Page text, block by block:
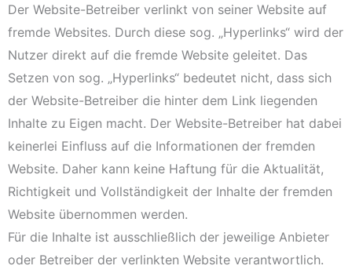
Der Website-Betreiber verlinkt von seiner Website auf
fremde Websites. Durch diese sog. „Hyperlinks“ wird der
Nutzer direkt auf die fremde Website geleitet. Das
Setzen von sog. „Hyperlinks“ bedeutet nicht, dass sich
der Website-Betreiber die hinter dem Link liegenden
Inhalte zu Eigen macht. Der Website-Betreiber hat dabei
keinerlei Einfluss auf die Informationen der fremden
Website. Daher kann keine Haftung für die Aktualität,
Richtigkeit und Vollständigkeit der Inhalte der fremden
Website übernommen werden.
Für die Inhalte ist ausschließlich der jeweilige Anbieter
oder Betreiber der verlinkten Website verantwortlich.